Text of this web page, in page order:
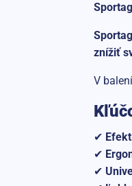
znížiť
V
✔
✔
✔